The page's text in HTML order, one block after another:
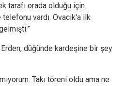
tarafı orada olduğu için.
vardı. Ovacık'a ilk
Erden, düğünde kardeşine bir şey
Takı töreni oldu ama ne